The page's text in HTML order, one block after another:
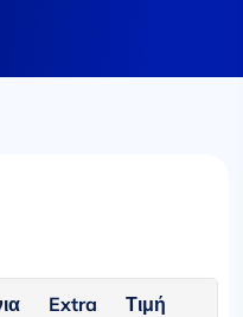
Extra Τιμή